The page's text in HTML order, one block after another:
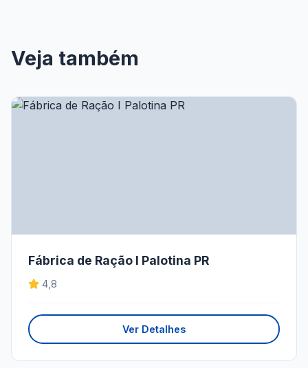
Veja também
Fábrica de Ração I Palotina PR
4,8
Ver Detalhes